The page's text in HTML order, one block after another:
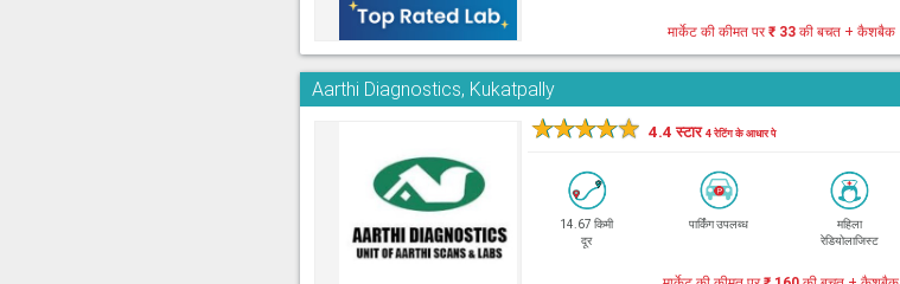
मार्केट की कीमत पर₹ 33की बचत + कैशबैक
Aarthi Diagnostics, Kukatpally
★★★★★ 4.4 स्टार4 रेटिंग के आधार पे
14.67 किमी
दूर
पार्किंग उपलब्ध
महिला
रेडियोलाजिस्ट